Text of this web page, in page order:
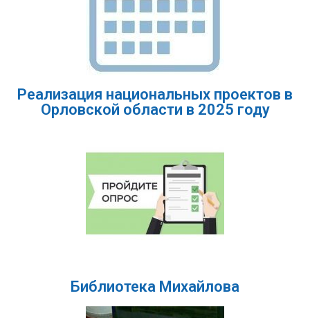
Реализация национальных проектов в
Орловской области в 2025 году
Библиотека Михайлова